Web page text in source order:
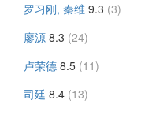
罗习刚, 秦维 9.3 (3)
廖源 8.3 (24)
卢荣德 8.5 (11)
司廷 8.4 (13)